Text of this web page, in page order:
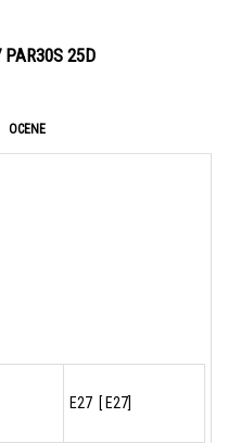
25D
OCENE
E27 [ E27]